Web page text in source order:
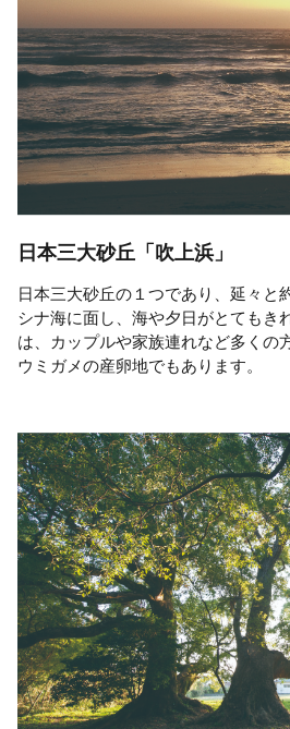
日本三大砂丘「吹上浜」
日本三大砂丘の１つであり、延々と
シナ海に面し、海や夕日がとてもき
は、カップルや家族連れなど多くの
ウミガメの産卵地でもあります。